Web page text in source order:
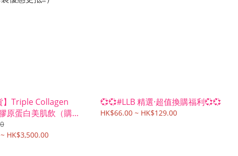
】Triple Collagen
原蛋白美肌飲（購買
‼️）
HK$3,500.00
💞💞#LLB 精選·超值換購福利💞💞
HK$66.00 ~ HK$129.00